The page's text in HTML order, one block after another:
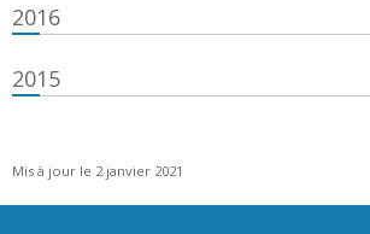
2016
2015
Mis à jour le 2 janvier 2021